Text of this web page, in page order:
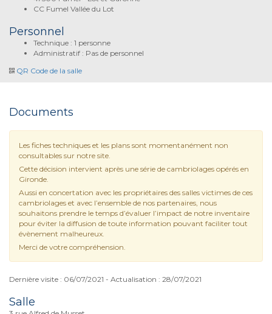
CC Fumel Vallée du Lot
Personnel
Technique : 1 personne
Administratif : Pas de personnel
QR Code de la salle
Documents
Les fiches techniques et les plans sont momentanément non
consultables sur notre site.
Cette décision intervient après une série de cambriolages opérés en
Gironde.
Aussi en concertation avec les propriétaires des salles victimes de ces
cambriolages et avec l’ensemble de nos partenaires, nous
souhaitons prendre le temps d’évaluer l’impact de notre inventaire
pour éviter la diffusion de toute information pouvant faciliter tout
évènement malheureux.
Merci de votre compréhension.
Dernière visite : 06/07/2021 - Actualisation : 28/07/2021
Salle